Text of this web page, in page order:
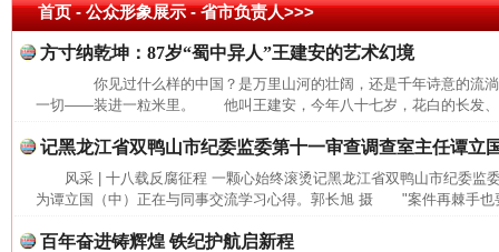
首页- 公众形象展示 -省市负责人>>>
方寸纳乾坤：87岁“蜀中异人”王建安的艺术幻境
你见过什么样的中国？是万里山河的壮阔，还是千年诗意的
一切——装进一粒米里。 他叫王建安，今年八十七岁，花白的长发、
记黑龙江省双鸭山市纪委监委第十一审查调查室主任谭立
风采 | 十八载反腐征程 一颗心始终滚烫记黑龙江省双鸭山市纪委监
为谭立国（中）正在与同事交流学习心得。郭长旭 摄 "案件再棘手也
百年奋进铸辉煌 铁纪护航启新程